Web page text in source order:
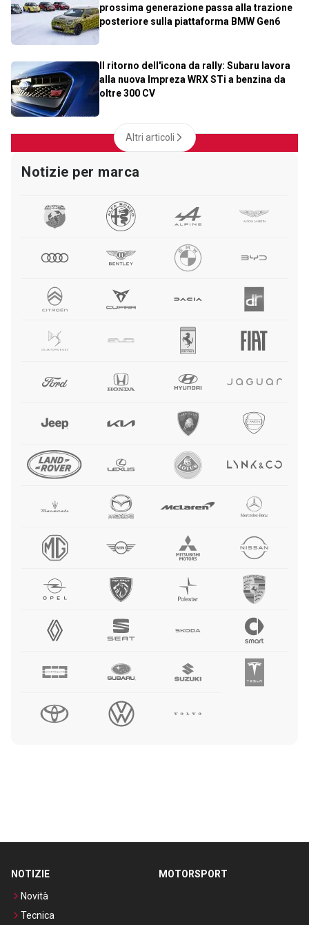
prossima generazione passa alla trazione
posteriore sulla piattaforma BMW Gen6
Il ritorno dell'icona da rally: Subaru lavora
alla nuova Impreza WRX STi a benzina da
oltre 300 CV
Altri articoli
Notizie per marca
NOTIZIE
Novità
Tecnica
MOTORSPORT